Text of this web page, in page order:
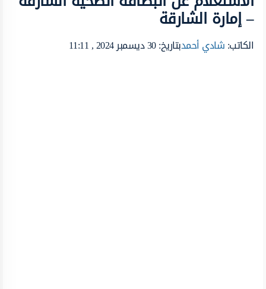
– إمارة الشارقة
الكاتب:شادي أحمدبتاريخ: 30 ديسمبر 2024 , 11:11